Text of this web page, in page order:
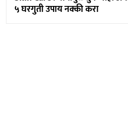
५ घरगुती उपाय नक्की करा